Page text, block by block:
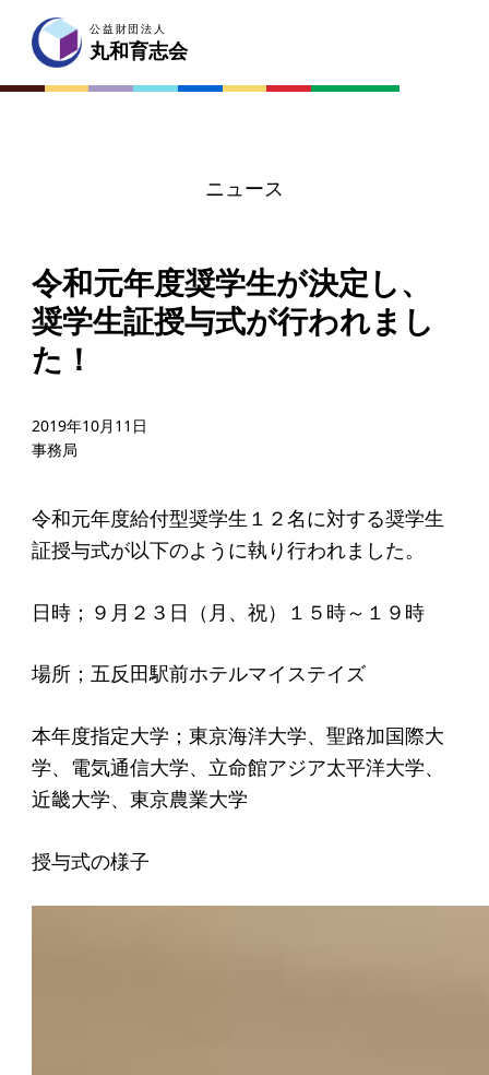
公益財団法人
丸和育志会
公益財団法人
丸和育志会
ニュース
令和元年度奨学生が決定し、
奨学生証授与式が行われまし
た！
2019年10月11日
事務局
令和元年度給付型奨学生１２名に対する奨学生
証授与式が以下のように執り行われました。
日時；９月２３日（月、祝）１５時～１９時
場所；五反田駅前ホテルマイステイズ
本年度指定大学；東京海洋大学、聖路加国際大
学、電気通信大学、立命館アジア太平洋大学、
近畿大学、東京農業大学
授与式の様子